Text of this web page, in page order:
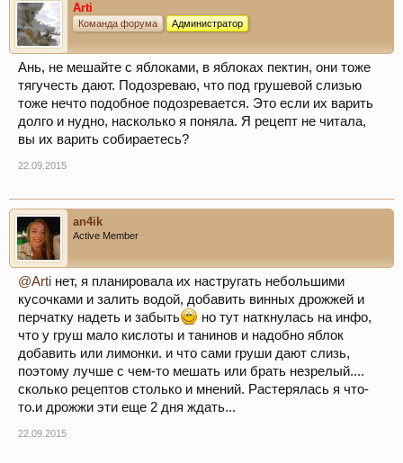
Arti
Команда форума Администратор
Ань, не мешайте с яблоками, в яблоках пектин, они тоже
тягучесть дают. Подозреваю, что под грушевой слизью
тоже нечто подобное подозревается. Это если их варить
долго и нудно, насколько я поняла. Я рецепт не читала,
вы их варить собираетесь?
22.09.2015
an4ik
Active Member
@Arti нет, я планировала их настругать небольшими
кусочками и залить водой, добавить винных дрожжей и
перчатку надеть и забыть
но тут наткнулась на инфо,
что у груш мало кислоты и танинов и надобно яблок
добавить или лимонки. и что сами груши дают слизь,
поэтому лучше с чем-то мешать или брать незрелый....
сколько рецептов столько и мнений. Растерялась я что-
то.и дрожжи эти еще 2 дня ждать...
22.09.2015